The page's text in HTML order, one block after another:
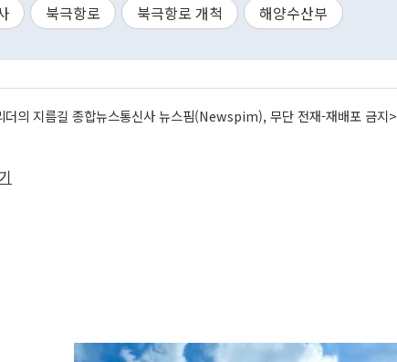
북극항로 북극항로 개척 해양수산부
더의 지름길 종합뉴스통신사 뉴스핌(Newspim), 무단 전재-재배포 금지>